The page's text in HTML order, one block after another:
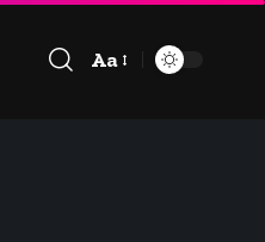
Font
Aa